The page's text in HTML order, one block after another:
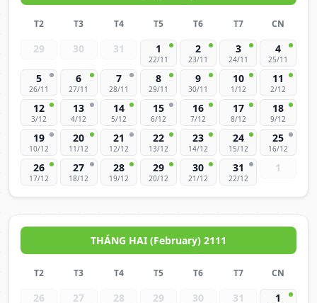
T2 T3 T4 T5 T6 T7 CN
29 30 31 1
22/11
2
23/11
3
24/11
4
25/11
5
26/11
6
27/11
7
28/11
8
29/11
9
30/11
10
1/12
11
2/12
12
3/12
13
4/12
14
5/12
15
6/12
16
7/12
17
8/12
18
9/12
19
10/12
20
11/12
21
12/12
22
13/12
23
14/12
24
15/12
25
16/12
26
17/12
27
18/12
28
19/12
29
20/12
30
21/12
31
22/12
1
THÁNG HAI (February) 2111
T2 T3 T4 T5 T6 T7 CN
26 27 28 29 30 31 1